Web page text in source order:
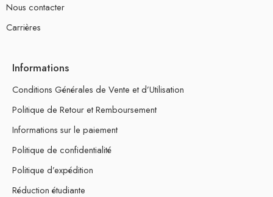
Nous contacter
Carrières
Informations
Conditions Générales de Vente et d’Utilisation
Politique de Retour et Remboursement
Informations sur le paiement
Politique de confidentialité
Politique d’expédition
Réduction étudiante